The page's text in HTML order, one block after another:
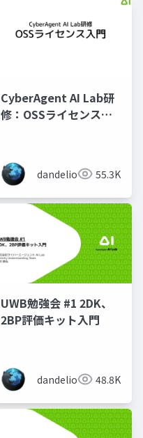
CyberAgent AI Lab研
修：OSSライセンス入
dandelion 55.3K
UWB勉強会 #1 2DK、
2BP評価キット入門
dandelion 48.8K